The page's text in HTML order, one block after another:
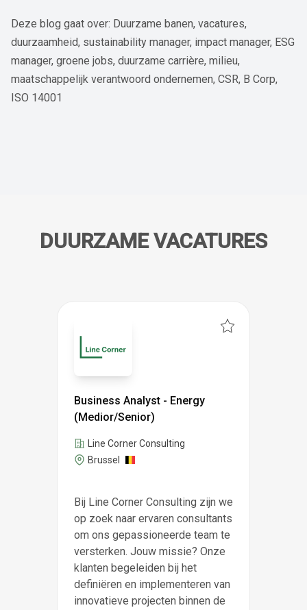
Deze blog gaat over: Duurzame banen, vacatures,
duurzaamheid, sustainability manager, impact manager, ESG
manager, groene jobs, duurzame carrière, milieu,
maatschappelijk verantwoord ondernemen, CSR, B Corp,
ISO 14001
DUURZAME VACATURES
Business Analyst - Energy
(Medior/Senior)
Line Corner Consulting
Brussel
Bij Line Corner Consulting zijn we
op zoek naar ervaren consultants
om ons gepassioneerde team te
versterken. Jouw missie? Onze
klanten begeleiden bij het
definiëren en implementeren van
innovatieve projecten binnen de